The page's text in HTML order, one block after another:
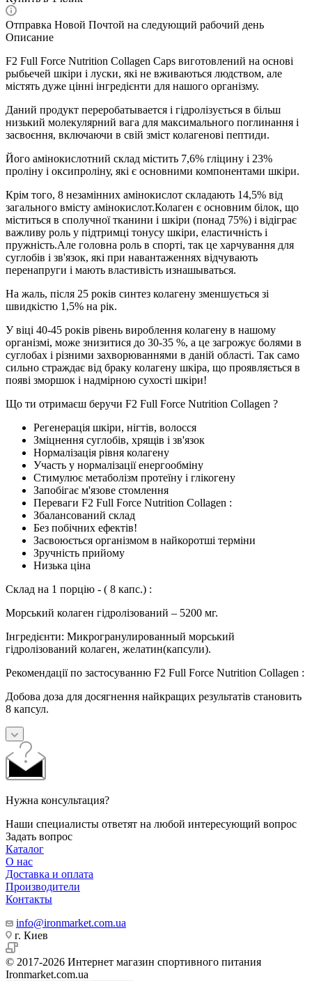
Отправка Новой Почтой на следующий рабочий день
Описание
F2 Full Force Nutrition Collagen Caps виготовлений на основі
рыбьечей шкіри і луски, які не вживаються людством, але
містять дуже цінні інгредієнти для нашого організму.
Даний продукт переробатывается і гідролізується в більш
низький молекулярний вага для максимального поглинання і
засвоєння, включаючи в свій зміст колагенові пептиди.
Його амінокислотний склад містить 7,6% гліцину і 23%
проліну і оксипроліну, які є основними компонентами шкіри.
Крім того, 8 незамінних амінокислот складають 14,5% від
загального вмісту амінокислот.Колаген є основним білок, що
міститься в сполучної тканини і шкіри (понад 75%) і відіграє
важливу роль у підтримці тонусу шкіри, еластичність і
пружність.Але головна роль в спорті, так це харчування для
суглобів і зв'язок, які при навантаженнях відчувають
перенапруги і мають властивість изнашываться.
На жаль, після 25 років синтез колагену зменшується зі
швидкістю 1,5% на рік.
У віці 40-45 років рівень вироблення колагену в нашому
організмі, може знизитися до 30-35 %, а це загрожує болями в
суглобах і різними захворюваннями в даній області. Так само
сильно страждає від браку колагену шкіра, що проявляється в
появі зморшок і надмірною сухості шкіри!
Що ти отримаєш беручи F2 Full Force Nutrition Collagen ?
Регенерація шкіри, нігтів, волосся
Зміцнення суглобів, хрящів і зв'язок
Нормалізація рівня колагену
Участь у нормалізації енергообміну
Стимулює метаболізм протеїну і глікогену
Запобігає м'язове стомлення
Переваги F2 Full Force Nutrition Collagen :
Збалансований склад
Без побічних ефектів!
Засвоюється організмом в найкоротші терміни
Зручність прийому
Низька ціна
Склад на 1 порцію - ( 8 капс.) :
Морський колаген гідролізований – 5200 мг.
Інгредієнти: Микрогранулированный морський
гідролізований колаген, желатин(капсули).
Рекомендації по застосуванню F2 Full Force Nutrition Collagen :
Добова доза для досягнення найкращих результатів становить
8 капсул.
Нужна консультация?
Наши специалисты ответят на любой интересующий вопрос
Задать вопрос
Каталог
О нас
Доставка и оплата
Производители
Контакты
info@ironmarket.com.ua
г. Киев
© 2017-2026 Интернет магазин спортивного питания
Ironmarket.com.ua